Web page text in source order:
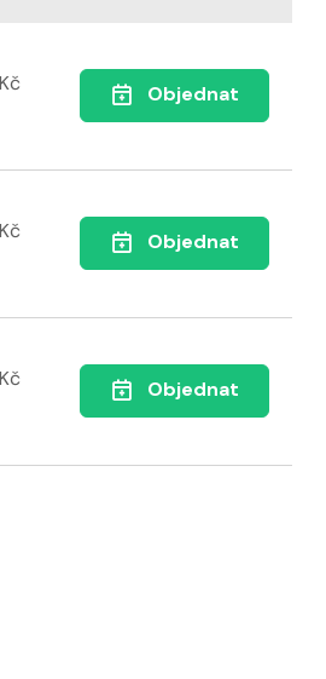
Kč Objednat
Kč Objednat
Kč Objednat